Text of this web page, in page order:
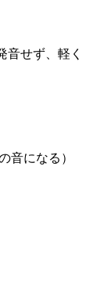
音せず、軽く
音になる）